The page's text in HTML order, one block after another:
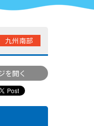
九州南部
を開く